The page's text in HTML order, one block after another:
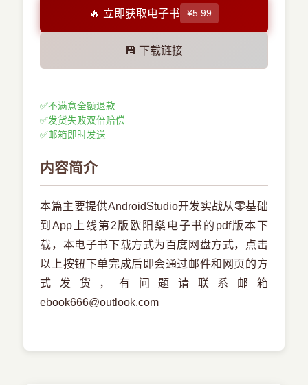
🔥 立即获取电子书 ¥5.99
💾 下载链接
✅不满意全额退款
✅发货失败双倍赔偿
✅邮箱即时发送
内容简介
本篇主要提供AndroidStudio开发实战从零基础
到App上线第2版欧阳燊电子书的pdf版本下
载，本电子书下载方式为百度网盘方式，点击
以上按钮下单完成后即会通过邮件和网页的方
式发货，有问题请联系邮箱
ebook666@outlook.com